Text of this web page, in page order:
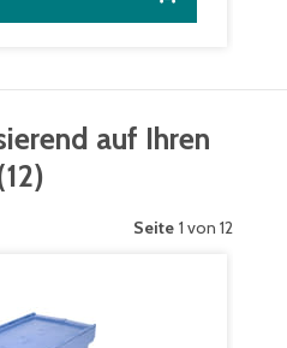
auf Ihren
12)
Seite 1 von 12